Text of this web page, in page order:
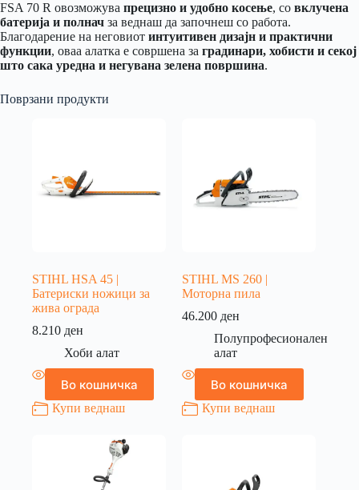
FSA 70 R овозможува прецизно и удобно косење, со вклучена
батерија и полнач за веднаш да започнеш со работа.
Благодарение на неговиот интуитивен дизајн и практични
функции, оваа алатка е совршена за градинари, хобисти и секој
што сака уредна и негувана зелена површина.
Поврзани продукти
STIHL HSA 45 |
Батериски ножици за
жива ограда
8.210 ден
Хоби алат
Во кошничка
Купи веднаш
STIHL MS 260 |
Моторна пила
46.200 ден
Полупрофесионален
алат
Во кошничка
Купи веднаш